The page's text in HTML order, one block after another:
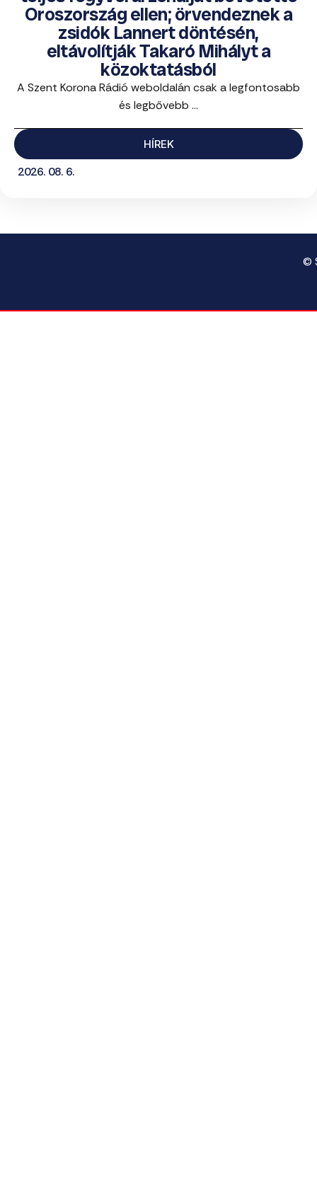
Oroszország ellen; örvendeznek a
zsidók Lannert döntésén,
eltávolítják Takaró Mihályt a
közoktatásból
A Szent Korona Rádió weboldalán csak a legfontosabb
és legbővebb ...
HÍREK
2026. 08. 6.
©